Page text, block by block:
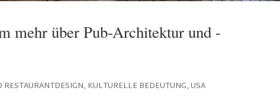
mehr über Pub-Architektur und -
, KULTURELLE BEDEUTUNG,USA